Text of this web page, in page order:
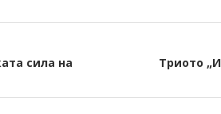
сила на
Триото